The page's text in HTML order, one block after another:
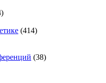
(414)
(38)